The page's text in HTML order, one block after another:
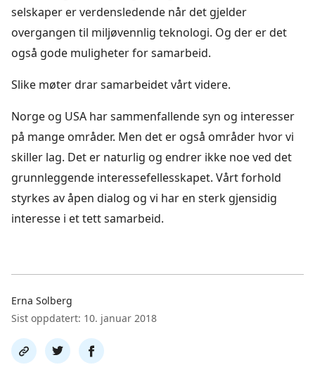
selskaper er verdensledende når det gjelder
overgangen til miljøvennlig teknologi. Og der er det
også gode muligheter for samarbeid.
Slike møter drar samarbeidet vårt videre.
Norge og USA har sammenfallende syn og interesser
på mange områder. Men det er også områder hvor vi
skiller lag. Det er naturlig og endrer ikke noe ved det
grunnleggende interessefellesskapet. Vårt forhold
styrkes av åpen dialog og vi har en sterk gjensidig
interesse i et tett samarbeid.
Erna Solberg
Sist oppdatert: 10. januar 2018
Del
link
Del
på
Del
på